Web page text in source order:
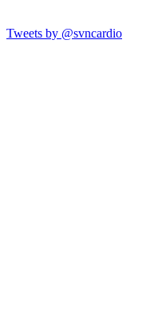
Tweets by @svncardio